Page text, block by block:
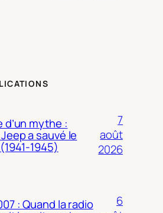
d’un mythe :
a sauvé le
1945)
7
août
2026
: Quand la radio
6